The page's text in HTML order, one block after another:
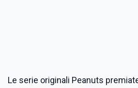
Le serie originali Peanuts